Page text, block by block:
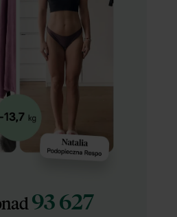
93 627